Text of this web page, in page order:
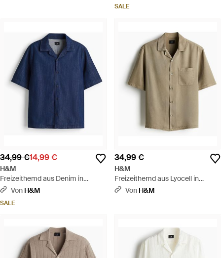
SALE
34,99 €14,99 €
H&M
Freizeithemd aus Denim in
Regular Fit - Blau
Von H&M
SALE
34,99 €
H&M
Freizeithemd aus Lyocell in
Regular Fit - Grün
Von H&M